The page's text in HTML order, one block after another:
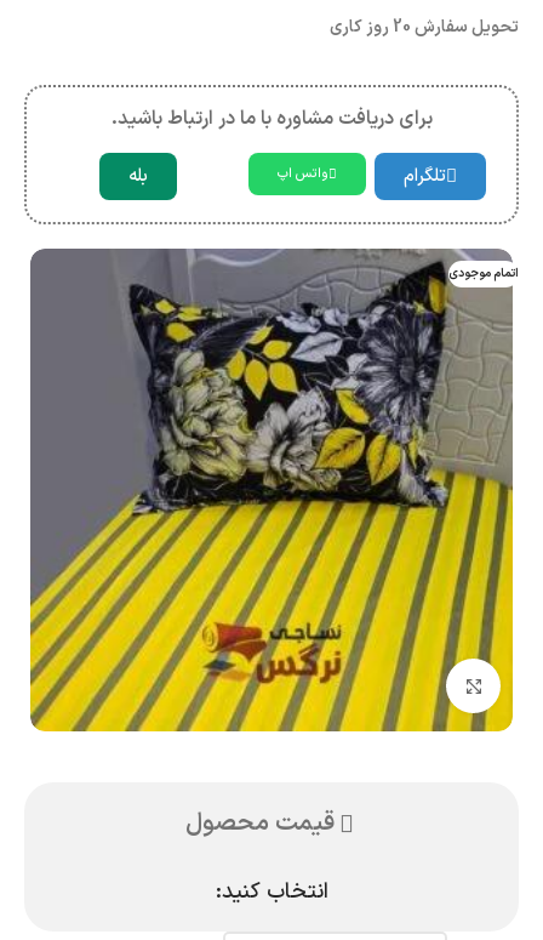
تحویل سفارش 20 روز کاری
برای دریافت مشاوره با ما در ارتباط باشید.
تلگرام واتس اپ بله
اتمام موجودی
بزرگنمایی تصویر
قیمت محصول
انتخاب کنید: